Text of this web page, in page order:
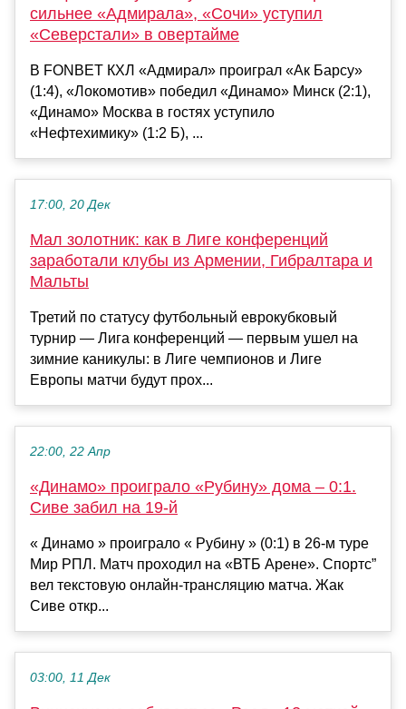
сильнее «Адмирала», «Сочи» уступил
«Северстали» в овертайме
В FONBET КХЛ «Адмирал» проиграл «Ак Барсу»
(1:4), «Локомотив» победил «Динамо» Минск (2:1),
«Динамо» Москва в гостях уступило
«Нефтехимику» (1:2 Б), ...
17:00, 20 Дек
Мал золотник: как в Лиге конференций
заработали клубы из Армении, Гибралтара и
Мальты
Третий по статусу футбольный еврокубковый
турнир — Лига конференций — первым ушел на
зимние каникулы: в Лиге чемпионов и Лиге
Европы матчи будут прох...
22:00, 22 Апр
«Динамо» проиграло «Рубину» дома – 0:1.
Сиве забил на 19-й
« Динамо » проиграло « Рубину » (0:1) в 26-м туре
Мир РПЛ. Матч проходил на «ВТБ Арене». Спортс”
вел текстовую онлайн-трансляцию матча. Жак
Сиве откр...
03:00, 11 Дек